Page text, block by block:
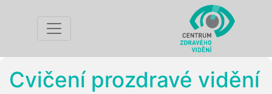
Cvičení prozdravé vidění